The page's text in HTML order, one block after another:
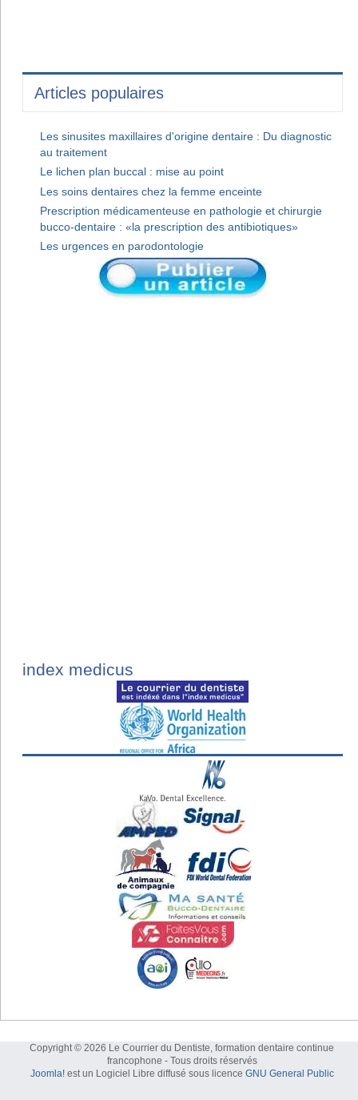
Articles populaires
Les sinusites maxillaires d'origine dentaire : Du diagnostic
au traitement
Le lichen plan buccal : mise au point
Les soins dentaires chez la femme enceinte
Prescription médicamenteuse en pathologie et chirurgie
bucco-dentaire : «la prescription des antibiotiques»
Les urgences en parodontologie
index medicus
Copyright © 2026 Le Courrier du Dentiste, formation dentaire continue
francophone - Tous droits réservés
Joomla!est un Logiciel Libre diffusé sous licence GNU General Public